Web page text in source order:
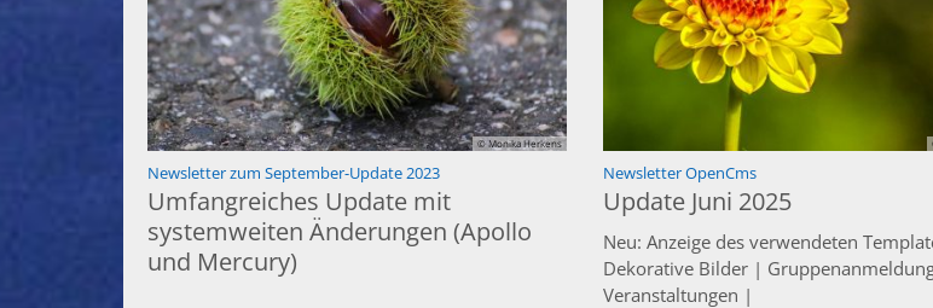
© Monika Herkens
Newsletter zum September-Update 2023:
Umfangreiches Update mit
systemweiten Änderungen (Apollo
und Mercury)
Newsletter OpenCms:
Update Juni 2025
Neu: Anzeige des verwendeten
Dekorative Bilder |
Veranstaltungen |